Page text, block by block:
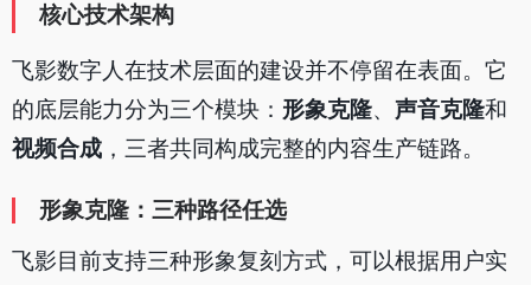
核心技术架构
飞影数字人在技术层面的建设并不停留在表面。它
的底层能力分为三个模块： 形象克隆、 声音克隆和
视频合成 ，三者共同构成完整的内容生产链路。
形象克隆：三种路径任选
飞影目前支持三种形象复刻方式，可以根据用户实